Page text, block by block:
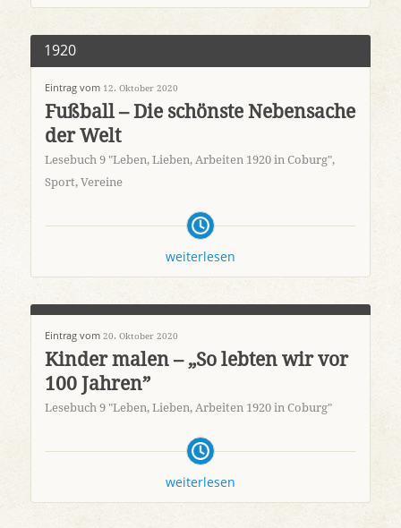
1920
Eintrag vom 12. Oktober 2020
Fußball – Die schönste Nebensache
der Welt
Lesebuch 9 "Leben, Lieben, Arbeiten 1920 in Coburg",
Sport, Vereine
weiterlesen
Eintrag vom 20. Oktober 2020
Kinder malen – „So lebten wir vor
100 Jahren”
Lesebuch 9 "Leben, Lieben, Arbeiten 1920 in Coburg"
weiterlesen